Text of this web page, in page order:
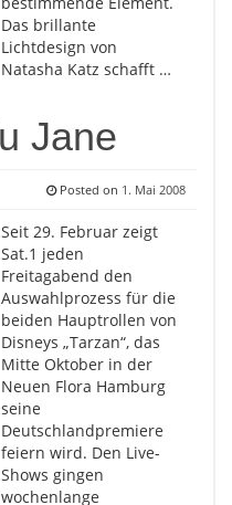
Das brillante
Lichtdesign von
Natasha Katz schafft …
Jane
Posted on 1. Mai 2008
Seit 29. Februar zeigt
Sat.1 jeden
Freitagabend den
Auswahlprozess für die
beiden Hauptrollen von
Disneys „Tarzan“, das
Mitte Oktober in der
Neuen Flora Hamburg
seine
Deutschlandpremiere
feiern wird. Den Live-
Shows gingen
wochenlange